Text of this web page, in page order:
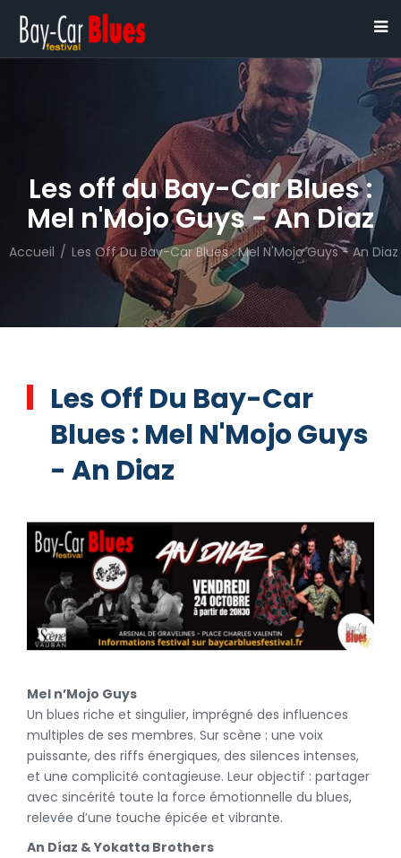
Les off du Bay-Car Blues :
Mel n'Mojo Guys - An Diaz
Accueil / Les Off Du Bay-Car Blues : Mel N'Mojo Guys - An Diaz
Les Off Du Bay-Car
Blues : Mel N'Mojo Guys
- An Diaz
Mel n’Mojo Guys
Un blues riche et singulier, imprégné des influences
multiples de ses membres. Sur scène : une voix
puissante, des riffs énergiques, des silences intenses,
et une complicité contagieuse. Leur objectif : partager
avec sincérité toute la force émotionnelle du blues,
relevée d’une touche épicée et vibrante.
An Díaz & Yokatta Brothers